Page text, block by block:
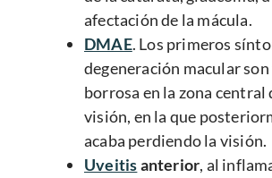
afectación de la mácula.
DMAE. Los primeros
degeneración macular
borrosa en la zona central
visión, en la que
acaba perdiendo la visión.
Uveitisanterior, al